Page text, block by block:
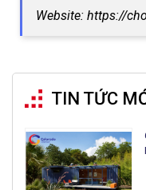
Website: https://
TIN TỨC